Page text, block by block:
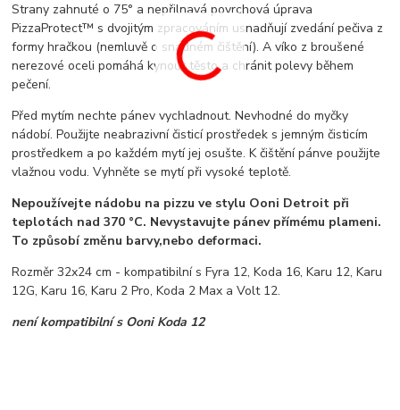
Strany zahnuté o 75° a nepřilnavá povrchová úprava
PizzaProtect™ s dvojitým zpracováním usnadňují zvedání pečiva z
formy hračkou (nemluvě o snadném čištění). A víko z broušené
nerezové oceli pomáhá kynout těsto a chránit polevy během
pečení.
Před mytím nechte pánev vychladnout. Nevhodné do myčky
nádobí. Použijte neabrazivní čisticí prostředek s jemným čisticím
prostředkem a po každém mytí jej osušte. K čištění pánve použijte
vlažnou vodu. Vyhněte se mytí při vysoké teplotě.
Nepoužívejte nádobu na pizzu ve stylu Ooni Detroit při
teplotách nad 370 °C. Nevystavujte pánev přímému plameni.
To způsobí změnu barvy,nebo deformaci.
Rozměr 32x24 cm - kompatibilní s Fyra 12, Koda 16, Karu 12, Karu
12G, Karu 16, Karu 2 Pro, Koda 2 Max a Volt 12.
není kompatibilní s Ooni Koda 12